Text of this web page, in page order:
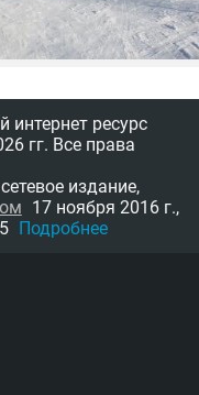
ресурс
гг. Все права
издание,
17 ноября 2016 г.,
Подробнее